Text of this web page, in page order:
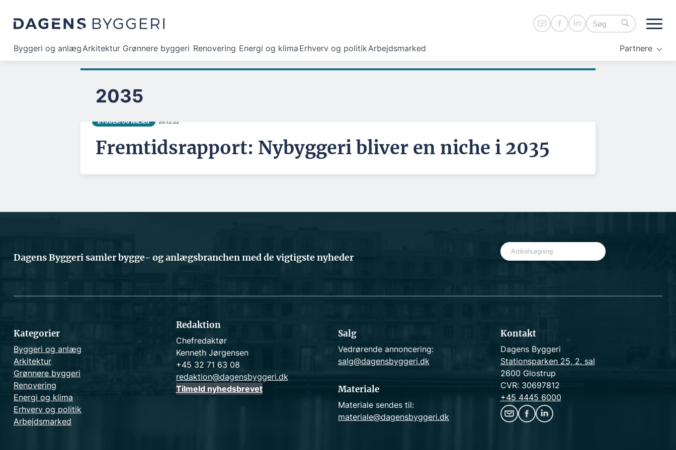
Byggeri og anlægArkitektur Grønnere byggeri Renovering Energi og klima Erhverv og politikArbejdsmarked Partnere
2035
BYGGERI OG ANLÆG 20.12.22
Fremtidsrapport: Nybyggeri bliver en niche i 2035
Dagens Byggeri samler bygge- og anlægsbranchen med de vigtigste nyheder
S
e
c
Kategorier
Byggeri og anlæg
Arkitektur
Grønnere byggeri
Renovering
Energi og klima
Erhverv og politik
Arbejdsmarked
Redaktion
Chefredaktør
Kenneth Jørgensen
+45 32 71 63 08
redaktion@dagensbyggeri.dk
Tilmeld nyhedsbrevet
Salg
Vedrørende annoncering:
salg@dagensbyggeri.dk
Materiale
Materiale sendes til:
materiale@dagensbyggeri.dk
Kontakt
Dagens Byggeri
Stationsparken 25, 2. sal
2600 Glostrup
CVR: 30697812
+45 4445 6000